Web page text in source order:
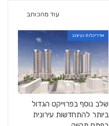
עוד מהכותב
אדריכלות ועיצוב
שלב נוסף בפרוייקט הגדול
ביותר להתחדשות עירונית